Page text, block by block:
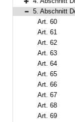
Bereich
Bereich
5. Abschnitt
Art. 60
Art. 61
Art. 62
Art. 63
Art. 64
Art. 65
Art. 66
Art. 67
Art. 68
Art. 69